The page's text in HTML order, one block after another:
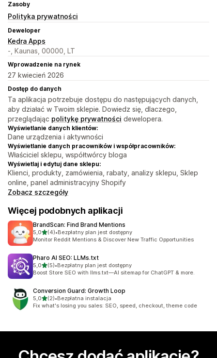
Zasoby
Polityka prywatności
Deweloper
Kedra Apps
-, Kaunas, 00000, LT
Wprowadzenie na rynek
27 kwiecień 2026
Dostęp do danych
Ta aplikacja potrzebuje dostępu do następujących danych,
aby działać w Twoim sklepie. Dowiedz się, dlaczego,
przeglądając politykę prywatności dewelopera.
Wyświetlanie danych klientów:
Dane urządzenia i aktywności
Wyświetlanie danych pracowników i współpracowników:
Właściciel sklepu, współtwórcy bloga
Wyświetlaj i edytuj dane sklepu:
Klienci, produkty, zamówienia, rabaty, analizy sklepu, Sklep
online, panel administracyjny Shopify
Zobacz szczegóły
Więcej podobnych aplikacji
BrandScan: Find Brand Mentions
5,0na 5 gwiazdek
(4)
Łączna liczba recenzji: 4
•Bezpłatny plan jest dostępny
Monitor Reddit Mentions & Discover New Traffic Opportunities
Pharo AI SEO: LLMs.txt
5,0na 5 gwiazdek
(5)
Łączna liczba recenzji: 5
•Bezpłatny plan jest dostępny
Boost Store SEO with llms.txt—AI sitemap for ChatGPT & more.
Conversion Guard: Growth Loop
5,0na 5 gwiazdek
(2)
Łączna liczba recenzji: 2
•Bezpłatna instalacja
Fix what's losing you sales: SEO, speed, checkout, theme code